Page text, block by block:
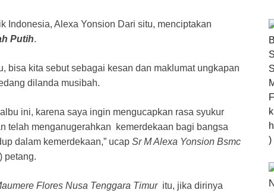
Indonesia, Alexa Yonsion Dari situ, menciptakan
Putih.
bisa kita sebut sebagai kesan dan maklumat ungkapan
dilanda musibah.
ini, karena saya ingin mengucapkan rasa syukur
telah menganugerahkan kemerdekaan bagi bangsa
dalam kemerdekaan,” ucap Sr M Alexa Yonsion Bsmc
petang.
Flores Nusa Tenggara Timur itu, jika dirinya